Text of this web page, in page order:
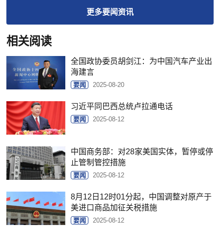
更多要闻资讯
相关阅读
全国政协委员胡剑江：为中国汽车产业出
海建言
要闻 2025-08-20
习近平同巴西总统卢拉通电话
要闻 2025-08-12
中国商务部：对28家美国实体，暂停或停
止管制管控措施
要闻 2025-08-12
8月12日12时01分起，中国调整对原产于
美进口商品加征关税措施
要闻 2025-08-12